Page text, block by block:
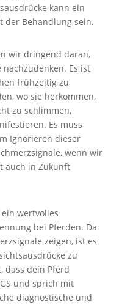
kann ein
der Behandlung sein.
wir dringend daran,
Es ist
frühzeitig zu
wo sie herkommen,
zu schlimmen,
Es muss
Ignorieren dieser
wenn wir
auch in Zukunft
ein wertvolles
bei Pferden. Da
zeigen, ist es
zu
dass dein Pferd
und sprich mit
diagnostische und